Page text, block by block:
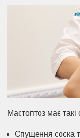
Мастоптоз має
Опущення соска